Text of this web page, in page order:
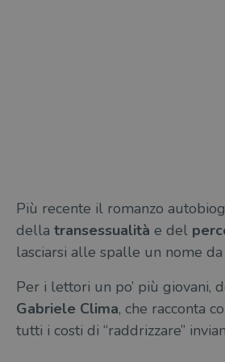
Più recente il romanzo
della transessualità e del
lasciarsi alle spalle un nome
Per i lettori un po’ più giovani,
Gabriele Clima, che racconta
tutti i costi di “raddrizzare”